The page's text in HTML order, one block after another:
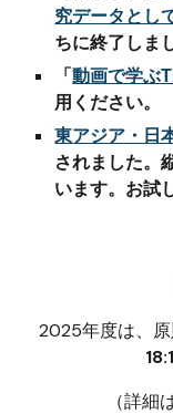
究データとし
ちに終了しま
「動画で学ぶ
用ください。
東アジア・日
されました。
います。お試
2025年度は、原
（詳細